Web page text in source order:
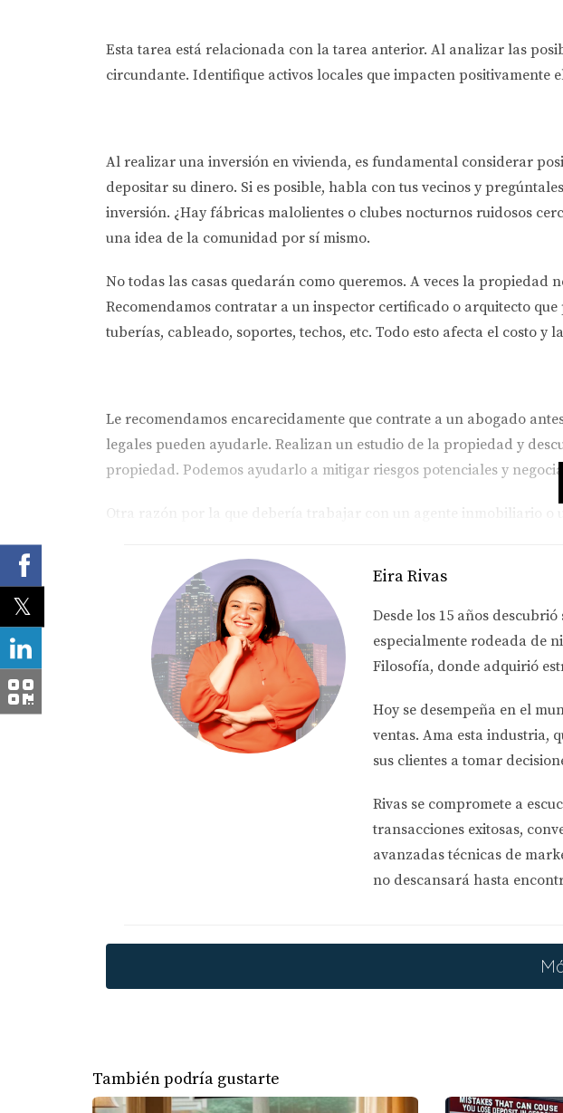
Esta tarea está relacionada con la tarea anterior. Al analizar las
circundante. Identifique activos locales que impacten positivamente
Al realizar una inversión en vivienda, es fundamental considerar
depositar su dinero. Si es posible, habla con tus vecinos y
inversión. ¿Hay fábricas malolientes o clubes nocturnos ruidosos
una idea de la comunidad por sí mismo.
No todas las casas quedarán como queremos. A veces la propiedad
Recomendamos contratar a un inspector certificado o arquitecto
tuberías, cableado, soportes, techos, etc. Todo esto afecta el costo y
Le recomendamos encarecidamente que contrate a un abogado
legales pueden ayudarle. Realizan un estudio de la propiedad y
propiedad. Podemos ayudarlo a mitigar riesgos potenciales y
Otra razón por la que debería trabajar con un agente inmobiliario o
que desea. A continuación se presentan algunas consideraciones
Esto es especialmente importante si compra en un país que tiene
consulta fiscal con un asesor fiscal inmobiliario de confianza.
Espero que siga el consejo número 5 y contrate a un inspector o
evaluación honesta del estado de la plomería, el cableado, los
recomendamos que obtenga Esto es especialmente importante si
Necesitas educarte. Concierte una consulta fiscal con un asesor
Eira Rivas
Desde los 15 años
especialmente rodeada de
Filosofía, donde adquirió
Hoy se desempeña en el
ventas. Ama esta industria,
sus clientes a tomar
Rivas se compromete a
transacciones exitosas,
avanzadas técnicas de
no descansará hasta
También podría gustarte